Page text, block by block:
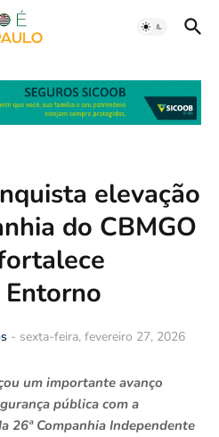
elevação
do CBMGO
- sexta-feira, fevereiro 27, 2026
um importante avanço
pública com a
26ª Companhia Independente